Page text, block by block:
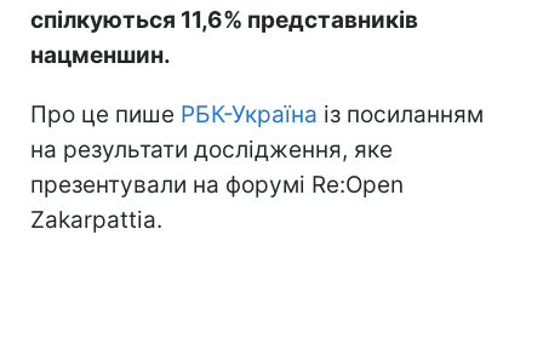
спілкуються 11,6% представників
нацменшин.
Про це пише РБК-Україна із посиланням
на результати дослідження, яке
презентували на форумі Re:Open
Zakarpattia.